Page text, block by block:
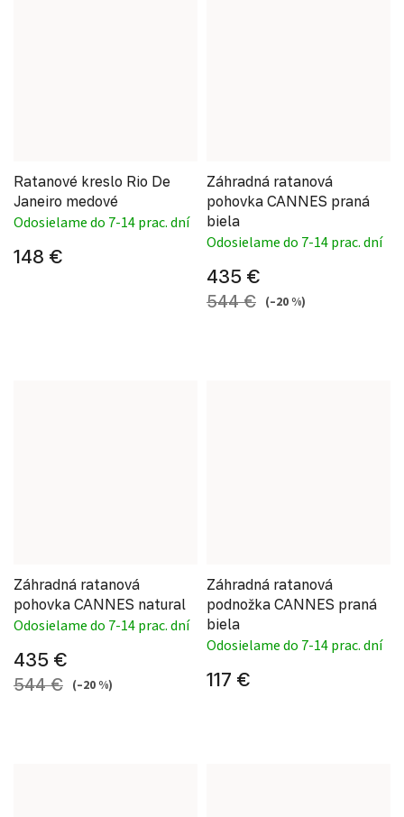
Ratanové kreslo Rio De
Janeiro medové
Odosielame do 7-14 prac. dní
148 €
Záhradná ratanová
pohovka CANNES praná
biela
Odosielame do 7-14 prac. dní
435 €
544 € (–20 %)
Záhradná ratanová
pohovka CANNES natural
Odosielame do 7-14 prac. dní
435 €
544 € (–20 %)
Záhradná ratanová
podnožka CANNES praná
biela
Odosielame do 7-14 prac. dní
117 €